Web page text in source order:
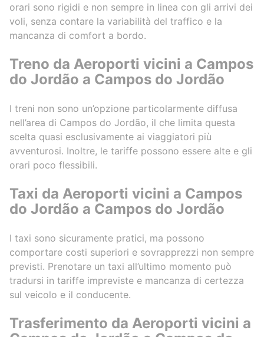
orari sono rigidi e non sempre in linea con gli arrivi dei
voli, senza contare la variabilità del traffico e la
mancanza di comfort a bordo.
Treno da Aeroporti vicini a Campos
do Jordão a Campos do Jordão
I treni non sono un’opzione particolarmente diffusa
nell’area di Campos do Jordão, il che limita questa
scelta quasi esclusivamente ai viaggiatori più
avventurosi. Inoltre, le tariffe possono essere alte e gli
orari poco flessibili.
Taxi da Aeroporti vicini a Campos
do Jordão a Campos do Jordão
I taxi sono sicuramente pratici, ma possono
comportare costi superiori e sovrapprezzi non sempre
previsti. Prenotare un taxi all’ultimo momento può
tradursi in tariffe impreviste e mancanza di certezza
sul veicolo e il conducente.
Trasferimento da Aeroporti vicini a